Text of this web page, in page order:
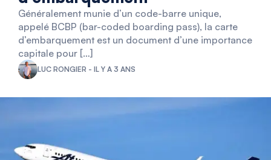
Généralement munie d’un code-barre unique,
appelé BCBP (bar-coded boarding pass), la carte
d’embarquement est un document d’une importance
capitale pour […]
LUC RONGIER - IL Y A 3 ANS